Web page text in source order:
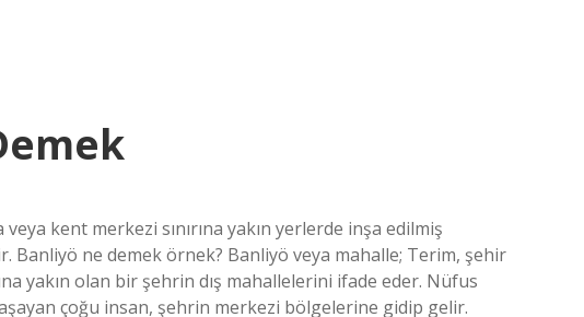
kent merkezi sınırına yakın yerlerde inşa edilmiş
Banliyö ne demek örnek? Banliyö veya mahalle; Terim, şehir
yakın olan bir şehrin dış mahallelerini ifade eder. Nüfus
çoğu insan, şehrin merkezi bölgelerine gidip gelir.